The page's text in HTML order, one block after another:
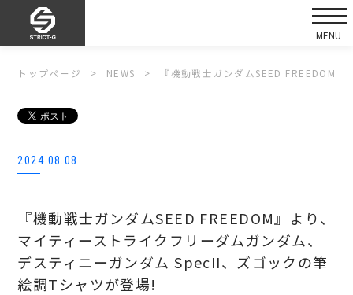
トップページ NEWS 『機動戦士ガンダムSEED FREEDOM
2024.08.08
『機動戦士ガンダムSEED FREEDOM』より、
マイティーストライクフリーダムガンダム、
デスティニーガンダム SpecII、ズゴックの筆
絵調Tシャツが登場!